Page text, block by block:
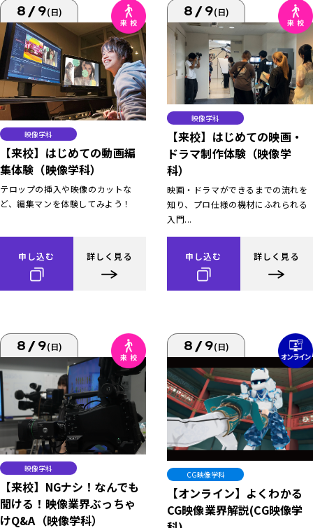
8/9(日)
映像学科
【来校】はじめての動画編
集体験（映像学科）
テロップの挿入や映像のカットな
ど、編集マンを体験してみよう！
申し込む 詳しく見る
8/9(日)
映像学科
【来校】はじめての映画・
ドラマ制作体験（映像学
科）
映画・ドラマができるまでの流れを
知り、プロ仕様の機材にふれられる
入門...
申し込む 詳しく見る
8/9(日)
映像学科
【来校】NGナシ！なんでも
聞ける！映像業界ぶっちゃ
けQ&A（映像学科）
8/9(日)
CG映像学科
【オンライン】よくわかる
CG映像業界解説(CG映像学